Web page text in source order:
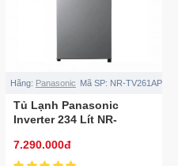
Hãng: Panasonic Mã SP: NR-TV261APSV
Tủ Lạnh Panasonic
Inverter 234 Lít NR-
7.290.000đ